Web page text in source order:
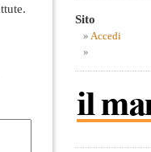
Sito
Accedi